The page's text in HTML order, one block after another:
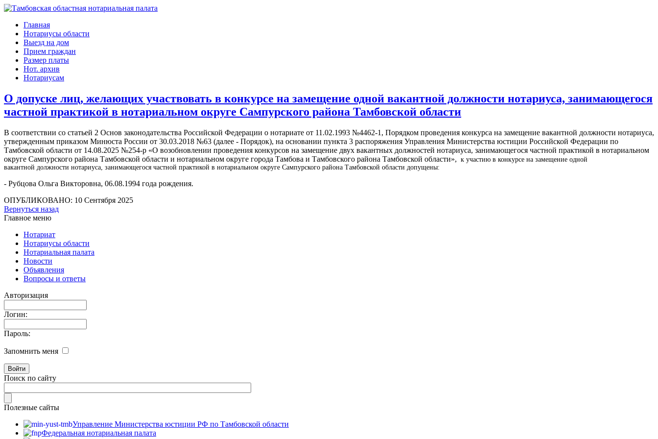
Главная
Нотариусы области
Выезд на дом
Прием граждан
Размер платы
Нот. архив
Нотариусам
О допуске лиц, желающих участвовать в конкурсе на замещение одной вакантной должности нотариуса, занимающегося
частной практикой в нотариальном округе Сампурского района Тамбовской области
В соответствии со статьей 2 Основ законодательства Российской Федерации о нотариате от 11.02.1993 №4462-1, Порядком проведения конкурса на замещение вакантной должности нотариуса,
утвержденным приказом Минюста России от 30.03.2018 №63 (далее - Порядок), на основании пункта 3 распоряжения Управления Министерства юстиции Российской Федерации по
Тамбовской области от 14.08.2025 №254-р «О возобновлении проведения конкурсов на замещение двух вакантных должностей нотариуса, занимающегося частной практикой в нотариальном
округе Сампурского района Тамбовской области и нотариальном округе города Тамбова и Тамбовского района Тамбовской области», к участию в конкурсе на замещение одной
вакантной должности нотариуса, занимающегося частной практикой в нотариальном округе Сампурского района Тамбовской области допущены:
- Рубцова Ольга Викторовна, 06.08.1994 года рождения.
ОПУБЛИКОВАНО: 10 Сентября 2025
Вернуться назад
Главное меню
Нотариат
Нотариусы области
Нотариальная палата
Новости
Объявления
Вопросы и ответы
Авторизация
Логин:
Пароль:
Запомнить меня
Поиск по сайту
Полезные сайты
Управление Министерства юстиции РФ по Тамбовской области
Федеральная нотариальная палата